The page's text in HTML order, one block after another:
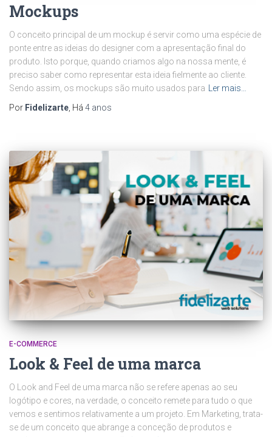
Mockups
O conceito principal de um mockup é servir como uma espécie de
ponte entre as ideias do designer com a apresentação final do
produto. Isto porque, quando criamos algo na nossa mente, é
preciso saber como representar esta ideia fielmente ao cliente.
Sendo assim, os mockups são muito usados para
Ler mais…
Por Fidelizarte , Há 4 anos
E-COMMERCE
Look & Feel de uma marca
O Look and Feel de uma marca não se refere apenas ao seu
logótipo e cores, na verdade, o conceito remete para tudo o que
vemos e sentimos relativamente a um projeto. Em Marketing, trata-
se de um conceito que abrange a conceção de produtos e